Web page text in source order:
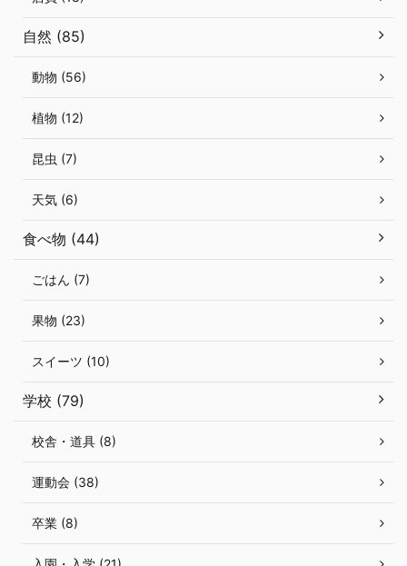
自然 (85)
動物 (56)
植物 (12)
昆虫 (7)
天気 (6)
食べ物 (44)
ごはん (7)
果物 (23)
スイーツ (10)
学校 (79)
校舎・道具 (8)
運動会 (38)
卒業 (8)